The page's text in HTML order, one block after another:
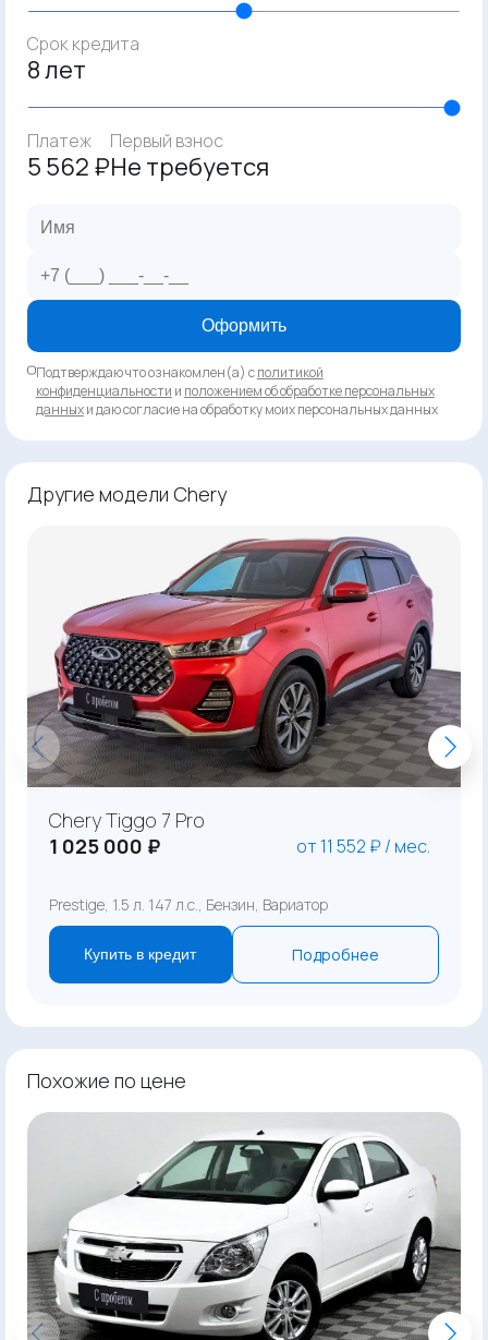
Срок кредита
8 лет
Платеж
5 562 ₽
Первый взнос
Не требуется
Оформить
Подтверждаю что ознакомлен(а) сполитикой
конфиденциальности и положением об обработке персональных
данныхи даю согласие на обработку моих персональных данных
Другие модели Chery
Chery Tiggo 7 Pro
1 025 000 ₽
от 11 552 ₽ / мес.
Prestige, 1.5 л. 147 л.с., Бензин, Вариатор
Купить в кредит Подробнее
Похожие по цене